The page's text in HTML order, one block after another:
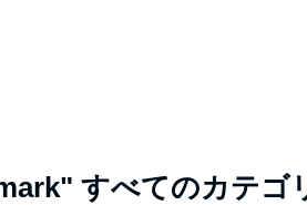
すべてのカテゴ